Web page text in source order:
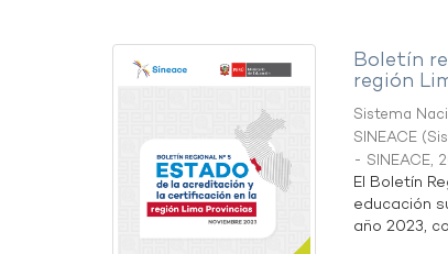
Boletín
región
Sistema
SINEACE (
- SINEACE,
El Boletín
educación
año 2023,